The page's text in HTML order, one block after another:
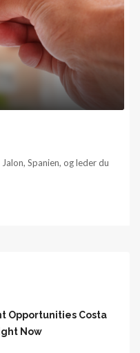
Spanien, og leder du
Opportunities Costa
Now